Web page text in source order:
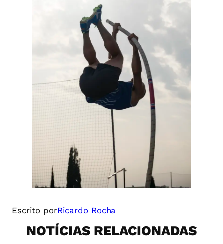
Escrito porRicardo Rocha
NOTÍCIAS RELACIONADAS